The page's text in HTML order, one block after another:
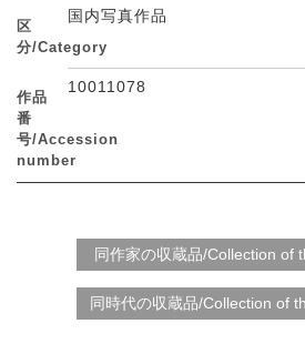
区
分/Category
国内写真作品
作品
番
号/Accession
number
10011078